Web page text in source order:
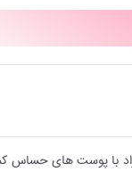
با پوست های حساس